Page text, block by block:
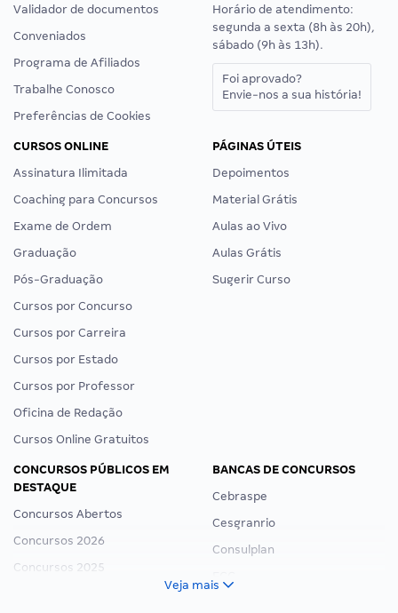
Validador de documentos
Conveniados
Programa de Afiliados
Trabalhe Conosco
Preferências de Cookies
Horário de atendimento:
segunda a sexta (8h às 20h),
sábado (9h às 13h).
Foi aprovado?
Envie-nos a sua história!
CURSOS ONLINE
Assinatura Ilimitada
Coaching para Concursos
Exame de Ordem
Graduação
Pós-Graduação
Cursos por Concurso
Cursos por Carreira
Cursos por Estado
Cursos por Professor
Oficina de Redação
Cursos Online Gratuitos
PÁGINAS ÚTEIS
Depoimentos
Material Grátis
Aulas ao Vivo
Aulas Grátis
Sugerir Curso
CONCURSOS PÚBLICOS EM
DESTAQUE
Concursos Abertos
Concursos 2026
Concursos 2025
BANCAS DE CONCURSOS
Cebraspe
Cesgranrio
Consulplan
Veja mais